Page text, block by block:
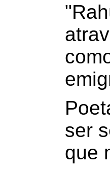
"
ser
que